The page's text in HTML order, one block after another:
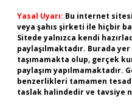
Yasal Uyarı: Bu internet
veya şahıs şirketi ile hiçbir
Sitede yalnızca kendi
paylaşılmaktadır. Burada
taşımamakta olup, gerçek
paylaşım yapılmamaktadır.
benzerlikleri tamamen
taslak halindedir ve tavsiye